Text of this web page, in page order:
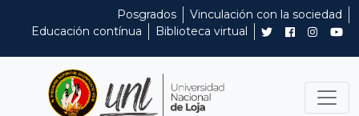
Posgrados
Vinculación con la sociedad
Educación contínua
Biblioteca virtual